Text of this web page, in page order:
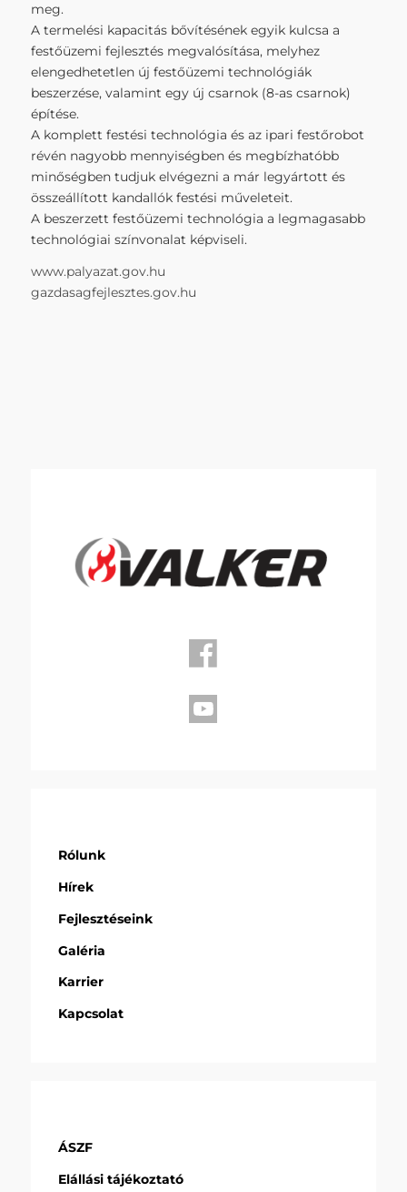
meg.
A termelési kapacitás bővítésének egyik kulcsa a
festőüzemi fejlesztés megvalósítása, melyhez
elengedhetetlen új festőüzemi technológiák
beszerzése, valamint egy új csarnok (8-as csarnok)
építése.
A komplett festési technológia és az ipari festőrobot
révén nagyobb mennyiségben és megbízhatóbb
minőségben tudjuk elvégezni a már legyártott és
összeállított kandallók festési műveleteit.
A beszerzett festőüzemi technológia a legmagasabb
technológiai színvonalat képviseli.
www.palyazat.gov.hu
gazdasagfejlesztes.gov.hu
Rólunk
Hírek
Fejlesztéseink
Galéria
Karrier
Kapcsolat
ÁSZF
Elállási tájékoztató